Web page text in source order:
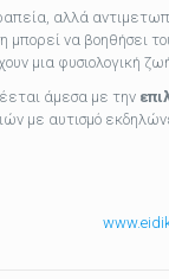
αλλά
μπορεί να βοηθήσει
μια φυσιολογική
άμεσα με την
με αυτισμό